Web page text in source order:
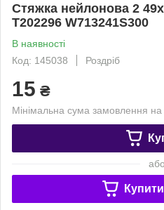
Стяжка нейлонова 2
T202296 W713241S300
В наявності
Код: 145038
Роздріб
15 ₴
Мінімальна сума замовлення
або